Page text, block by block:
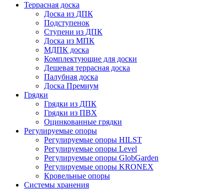
Террасная доска
Доска из ДПК
Подступенок
Ступени из ДПК
Доска из МПК
МДПК доска
Комплектующие для доски
Дешевая террасная доска
Палубная доска
Доска Премиум
Грядки
Грядки из ДПК
Грядки из ПВХ
Оцинкованные грядки
Регулируемые опоры
Регулируемые опоры HILST
Регулируемые опоры Level
Регулируемые опоры GlobGarden
Регулируемые опоры KRONEX
Кровельные опоры
Системы хранения